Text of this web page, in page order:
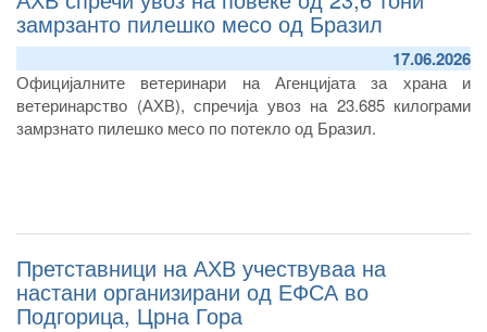
замрзанто пилешко месо од Бразил
17.06.2026
Официјалните ветеринари на Агенцијата за храна и
ветеринарство (АХВ), спречија увоз на 23.685 килограми
замрзнато пилешко месо по потекло од Бразил.
Претставници на АХВ учествуваа на
настани организирани од ЕФСА во
Подгорица, Црна Гора